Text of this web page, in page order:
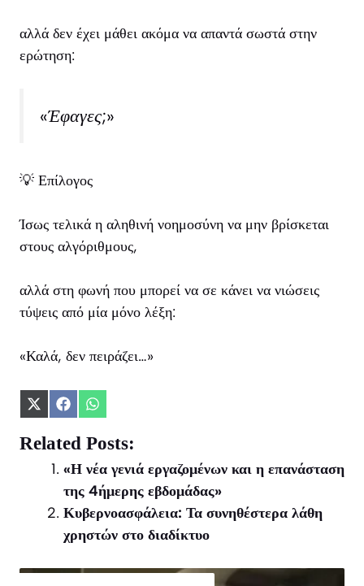
αλλά δεν έχει μάθει ακόμα να απαντά σωστά στην
ερώτηση:
«Έφαγες;»
💡 Επίλογος
Ίσως τελικά η αληθινή νοημοσύνη να μην βρίσκεται
στους αλγόριθμους,
αλλά στη φωνή που μπορεί να σε κάνει να νιώσεις
τύψεις από μία μόνο λέξη:
«Καλά, δεν πειράζει…»
Share
X
(Twitter)
Share
Facebook
Share
WhatsApp
Related Posts:
«Η νέα γενιά εργαζομένων και η επανάσταση
της 4ήμερης εβδομάδας»
Κυβερνοασφάλεια: Τα συνηθέστερα λάθη
χρηστών στο διαδίκτυο